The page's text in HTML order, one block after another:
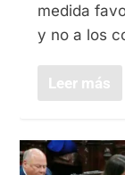
medida
y no a los
Leer más